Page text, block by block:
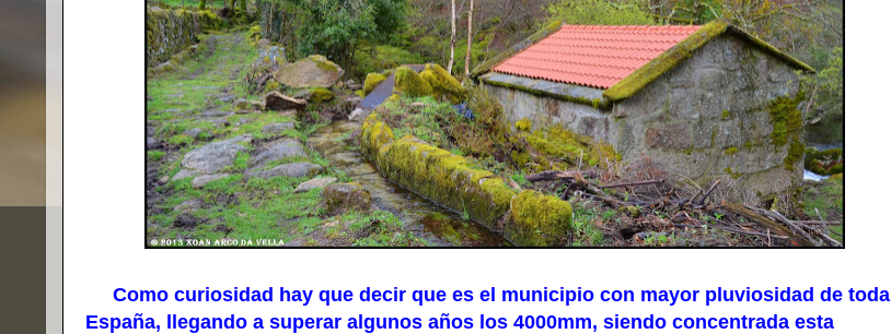
Como curiosidad hay que decir que es el municipio con mayor pluviosidad de toda
España, llegando a superar algunos años los 4000mm, siendo concentrada esta